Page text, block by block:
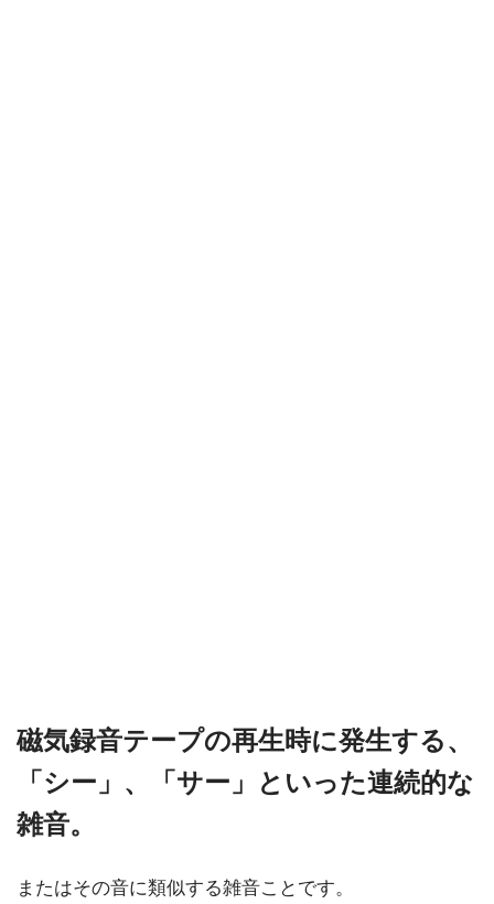
磁気録音テープの再生時に発生する、
「シー」、「サー」といった連続的な
雑音。
またはその音に類似する雑音ことです。